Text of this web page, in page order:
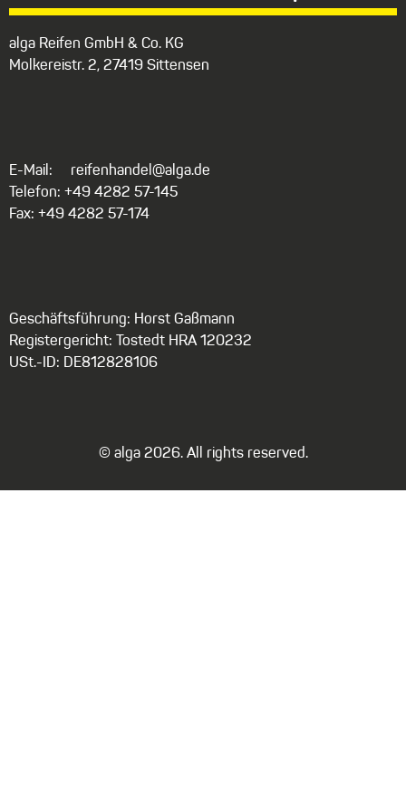
alga Reifen GmbH & Co. KG
Molkereistr. 2, 27419 Sittensen
E-Mail:
reifenhandel@alga.de
Telefon: +49 4282 57-145
Fax: +49 4282 57-174
Geschäftsführung: Horst Gaßmann
Registergericht: Tostedt HRA 120232
USt.-ID: DE812828106
© alga 2026. All rights reserved.